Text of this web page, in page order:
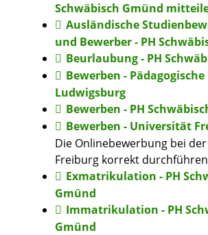
Schwäbisch Gmünd
Ausländische
und Bewerber - PH
Beurlaubung - PH
Bewerben -
Ludwigsburg
Bewerben - PH
Bewerben - Universität
Die Onlinebewerbung bei
Freiburg korrekt durchführen
Exmatrikulation - PH
Gmünd
Immatrikulation - PH
Gmünd